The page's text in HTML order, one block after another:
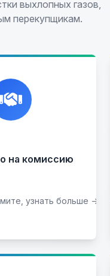
выхлопных газов,
перекупщикам.
на комиссию
узнать больше →
и
реклама,
с клиентами,
на комиссию